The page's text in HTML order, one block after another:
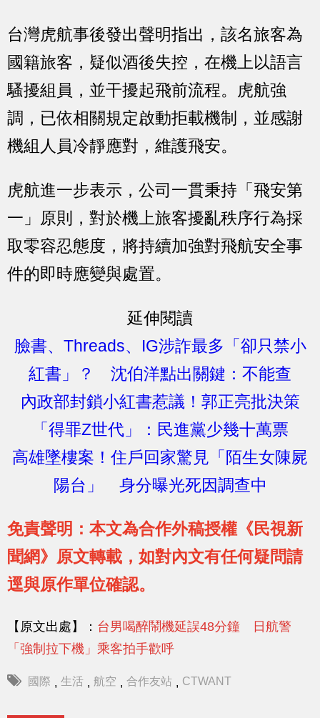
台灣虎航事後發出聲明指出，該名旅客為
國籍旅客，疑似酒後失控，在機上以語言
騷擾組員，並干擾起飛前流程。虎航強
調，已依相關規定啟動拒載機制，並感謝
機組人員冷靜應對，維護飛安。
虎航進一步表示，公司一貫秉持「飛安第
一」原則，對於機上旅客擾亂秩序行為採
取零容忍態度，將持續加強對飛航安全事
件的即時應變與處置。
延伸閱讀
臉書、Threads、IG涉詐最多「卻只禁小
紅書」？ 沈伯洋點出關鍵：不能查
內政部封鎖小紅書惹議！郭正亮批決策
「得罪Z世代」：民進黨少幾十萬票
高雄墜樓案！住戶回家驚見「陌生女陳屍
陽台」 身分曝光死因調查中
免責聲明：本文為合作外稿授權《民視新
聞網》原文轉載，如對內文有任何疑問請
逕與原作單位確認。
【原文出處】： 台男喝醉鬧機延誤48分鐘 日航警
「強制拉下機」乘客拍手歡呼
國際 , 生活 , 航空 , 合作友站 , CTWANT